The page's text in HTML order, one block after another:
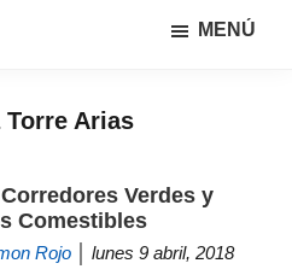
MENÚ
Arias
Verdes y
Comestibles
Rojo │ lunes 9 abril, 2018